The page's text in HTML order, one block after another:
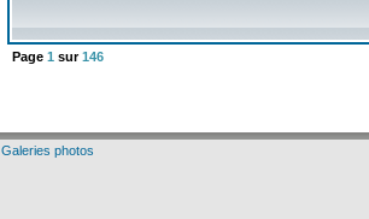
Page 1 sur146
Galeries photos